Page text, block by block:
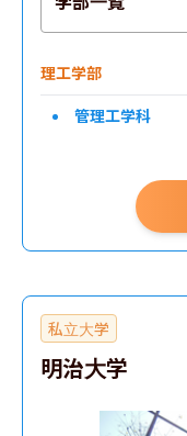
理工学部
管理工学科
私立大学
明治大学